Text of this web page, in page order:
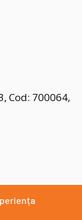
Cod: 700064,